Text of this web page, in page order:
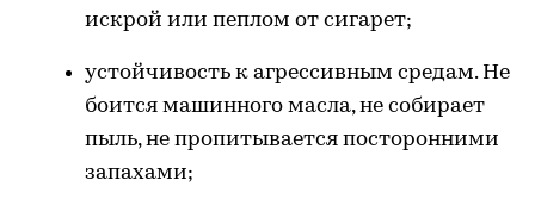
искрой или пеплом от сигарет;
устойчивость к агрессивным средам. Не
боится машинного масла, не собирает
пыль, не пропитывается посторонними
запахами;